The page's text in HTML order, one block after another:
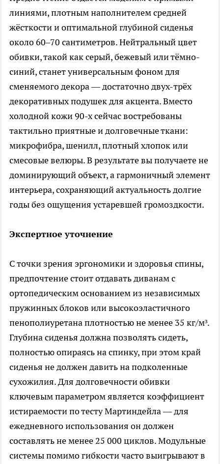
линиями, плотным наполнителем средней
жёсткости и оптимальной глубиной сиденья
около 60–70 сантиметров. Нейтральный цвет
обивки, такой как серый, бежевый или тёмно-
синий, станет универсальным фоном для
сменяемого декора — достаточно двух-трёх
декоративных подушек для акцента. Вместо
холодной кожи 90-х сейчас востребованы
тактильно приятные и долговечные ткани:
микрофибра, шенилл, плотный хлопок или
смесовые велюры. В результате вы получаете не
доминирующий объект, а гармоничный элемент
интерьера, сохраняющий актуальность долгие
годы без ощущения устаревшей громоздкости.
Экспертное уточнение
С точки зрения эргономики и здоровья спины,
предпочтение стоит отдавать диванам с
ортопедическим основанием из независимых
пружинных блоков или высокоэластичного
пенополиуретана плотностью не менее 35 кг/м³.
Глубина сиденья должна позволять сидеть,
полностью опираясь на спинку, при этом край
сиденья не должен давить на подколенные
сухожилия. Для долговечности обивки
ключевым параметром является коэффициент
истираемости по тесту Мартиндейла — для
ежедневного использования он должен
составлять не менее 25 000 циклов. Модульные
системы помимо гибкости часто выигрывают в